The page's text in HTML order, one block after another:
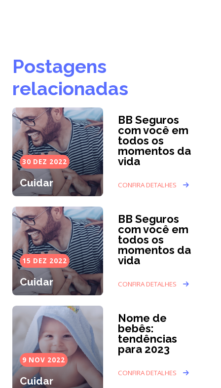
Postagens
relacionadas
30 DEZ 2022
Cuidar
BB Seguros
com você em
todos os
momentos da
vida
CONFIRA DETALHES
15 DEZ 2022
Cuidar
BB Seguros
com você em
todos os
momentos da
vida
CONFIRA DETALHES
9 NOV 2022
Cuidar
Nome de
bebês:
tendências
para 2023
CONFIRA DETALHES